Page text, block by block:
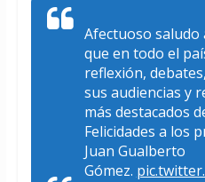
Afectuoso saludo
que en todo el
reflexión,
sus audiencias y
más destacados
Felicidades a los
Juan Gualberto
Gómez.